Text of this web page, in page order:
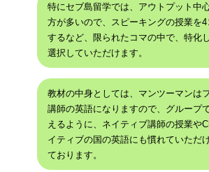
特にセブ島留学では、アウトプット中
方が多いので、スピーキングの授業を4
するなど、限られたコマの中で、特化
選択していただけます。
教材の中身としては、マンツーマンは
講師の英語になりますので、グループ
えるように、ネイティブ講師の授業や
イティブの国の英語にも慣れていただ
ております。